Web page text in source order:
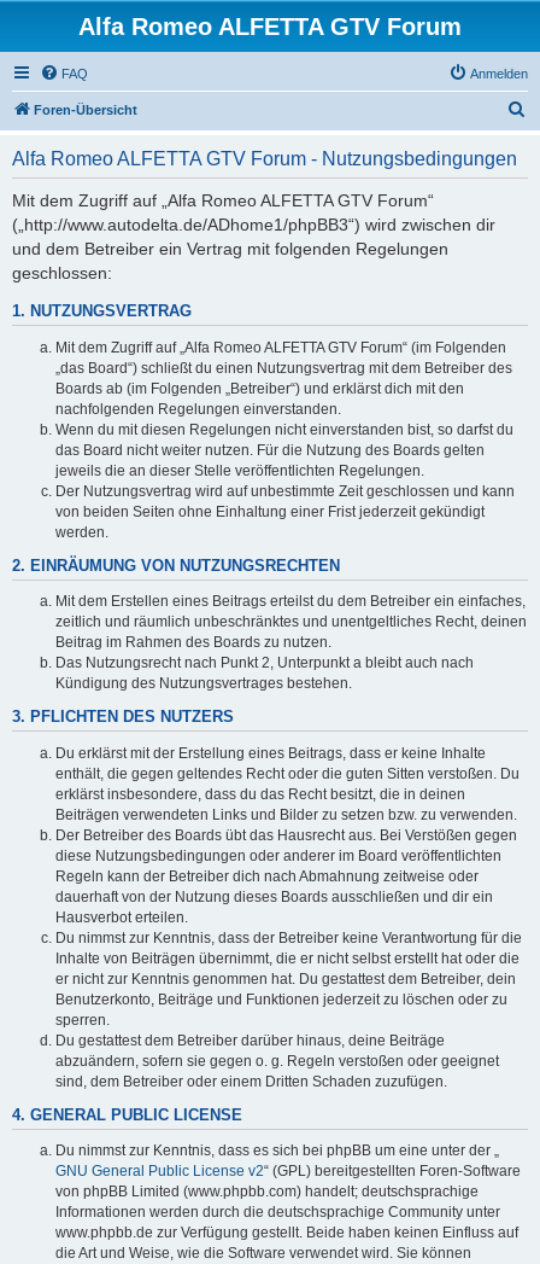
Alfa Romeo ALFETTA GTV Forum
FAQ Anmelden
Foren-Übersicht
Alfa Romeo ALFETTA GTV Forum - Nutzungsbedingungen
Mit dem Zugriff auf „Alfa Romeo ALFETTA GTV Forum“
(„http://www.autodelta.de/ADhome1/phpBB3“) wird zwischen dir
und dem Betreiber ein Vertrag mit folgenden Regelungen
geschlossen:
1. NUTZUNGSVERTRAG
Mit dem Zugriff auf „Alfa Romeo ALFETTA GTV Forum“ (im Folgenden
„das Board“) schließt du einen Nutzungsvertrag mit dem Betreiber des
Boards ab (im Folgenden „Betreiber“) und erklärst dich mit den
nachfolgenden Regelungen einverstanden.
Wenn du mit diesen Regelungen nicht einverstanden bist, so darfst du
das Board nicht weiter nutzen. Für die Nutzung des Boards gelten
jeweils die an dieser Stelle veröffentlichten Regelungen.
Der Nutzungsvertrag wird auf unbestimmte Zeit geschlossen und kann
von beiden Seiten ohne Einhaltung einer Frist jederzeit gekündigt
werden.
2. EINRÄUMUNG VON NUTZUNGSRECHTEN
Mit dem Erstellen eines Beitrags erteilst du dem Betreiber ein einfaches,
zeitlich und räumlich unbeschränktes und unentgeltliches Recht, deinen
Beitrag im Rahmen des Boards zu nutzen.
Das Nutzungsrecht nach Punkt 2, Unterpunkt a bleibt auch nach
Kündigung des Nutzungsvertrages bestehen.
3. PFLICHTEN DES NUTZERS
Du erklärst mit der Erstellung eines Beitrags, dass er keine Inhalte
enthält, die gegen geltendes Recht oder die guten Sitten verstoßen. Du
erklärst insbesondere, dass du das Recht besitzt, die in deinen
Beiträgen verwendeten Links und Bilder zu setzen bzw. zu verwenden.
Der Betreiber des Boards übt das Hausrecht aus. Bei Verstößen gegen
diese Nutzungsbedingungen oder anderer im Board veröffentlichten
Regeln kann der Betreiber dich nach Abmahnung zeitweise oder
dauerhaft von der Nutzung dieses Boards ausschließen und dir ein
Hausverbot erteilen.
Du nimmst zur Kenntnis, dass der Betreiber keine Verantwortung für die
Inhalte von Beiträgen übernimmt, die er nicht selbst erstellt hat oder die
er nicht zur Kenntnis genommen hat. Du gestattest dem Betreiber, dein
Benutzerkonto, Beiträge und Funktionen jederzeit zu löschen oder zu
sperren.
Du gestattest dem Betreiber darüber hinaus, deine Beiträge
abzuändern, sofern sie gegen o. g. Regeln verstoßen oder geeignet
sind, dem Betreiber oder einem Dritten Schaden zuzufügen.
4. GENERAL PUBLIC LICENSE
Du nimmst zur Kenntnis, dass es sich bei phpBB um eine unter der „
GNU General Public License v2“ (GPL) bereitgestellten Foren-Software
von phpBB Limited (www.phpbb.com) handelt; deutschsprachige
Informationen werden durch die deutschsprachige Community unter
www.phpbb.de zur Verfügung gestellt. Beide haben keinen Einfluss auf
die Art und Weise, wie die Software verwendet wird. Sie können